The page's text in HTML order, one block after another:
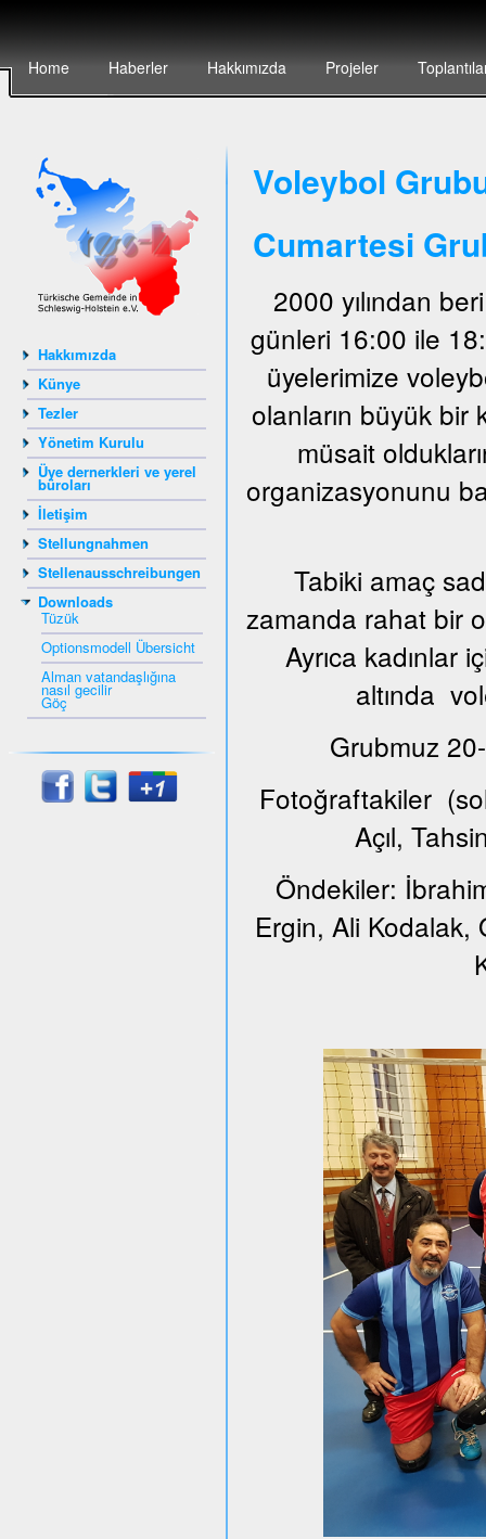
Home Haberler Hakkımızda Projeler
Hakkımızda
Künye
Tezler
Yönetim Kurulu
Üye dernerkleri ve yerel
büroları
İletişim
Stellungnahmen
Stellenausschreibungen
Downloads
Tüzük
Optionsmodell Übersicht
Alman vatandaşlığına
nasıl gecilir
Göç
Voleybol
Cumartesi
2000 yılından
günleri 16:00 ile
üyelerimize
olanların büyük bir
müsait
organizasyonunu
Tabiki amaç
zamanda rahat bir
Ayrıca kadınlar
altında
Grubmuz
Fotoğraftakiler
Açıl,
Öndekiler:
Ergin, Ali Kodalak,